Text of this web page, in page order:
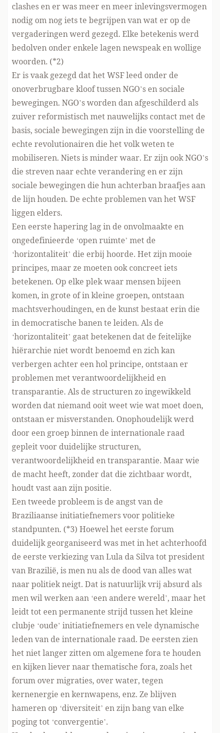
clashes en er was meer en meer inlevingsvermogen
nodig om nog iets te begrijpen van wat er op de
vergaderingen werd gezegd. Elke betekenis werd
bedolven onder enkele lagen newspeak en wollige
woorden. (*2)
Er is vaak gezegd dat het WSF leed onder de
onoverbrugbare kloof tussen NGO’s en sociale
bewegingen. NGO’s worden dan afgeschilderd als
zuiver reformistisch met nauwelijks contact met de
basis, sociale bewegingen zijn in die voorstelling de
echte revolutionairen die het volk weten te
mobiliseren. Niets is minder waar. Er zijn ook NGO’s
die streven naar echte verandering en er zijn
sociale bewegingen die hun achterban braafjes aan
de lijn houden. De echte problemen van het WSF
liggen elders.
Een eerste hapering lag in de onvolmaakte en
ongedefinieerde ‘open ruimte’ met de
‘horizontaliteit’ die erbij hoorde. Het zijn mooie
principes, maar ze moeten ook concreet iets
betekenen. Op elke plek waar mensen bijeen
komen, in grote of in kleine groepen, ontstaan
machtsverhoudingen, en de kunst bestaat erin die
in democratische banen te leiden. Als de
‘horizontaliteit’ gaat betekenen dat de feitelijke
hiërarchie niet wordt benoemd en zich kan
verbergen achter een hol principe, ontstaan er
problemen met verantwoordelijkheid en
transparantie. Als de structuren zo ingewikkeld
worden dat niemand ooit weet wie wat moet doen,
ontstaan er misverstanden. Onophoudelijk werd
door een groep binnen de internationale raad
gepleit voor duidelijke structuren,
verantwoordelijkheid en transparantie. Maar wie
de macht heeft, zonder dat die zichtbaar wordt,
houdt vast aan zijn positie.
Een tweede probleem is de angst van de
Braziliaanse initiatiefnemers voor politieke
standpunten. (*3) Hoewel het eerste forum
duidelijk georganiseerd was met in het achterhoofd
de eerste verkiezing van Lula da Silva tot president
van Brazilië, is men nu als de dood van alles wat
naar politiek neigt. Dat is natuurlijk vrij absurd als
men wil werken aan ‘een andere wereld’, maar het
leidt tot een permanente strijd tussen het kleine
clubje ‘oude’ initiatiefnemers en vele dynamische
leden van de internationale raad. De eersten zien
het niet langer zitten om algemene fora te houden
en kijken liever naar thematische fora, zoals het
forum over migraties, over water, tegen
kernenergie en kernwapens, enz. Ze blijven
hameren op ‘diversiteit’ en zijn bang van elke
poging tot ‘convergentie’.